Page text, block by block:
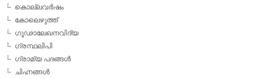
കൊല്ലവര്‍ഷം
കോലെഴുത്ത്
ഗൂഢാലേഖനവിദ്യ
ഗ്രന്ഥലിപി
ഗ്രാമ്യ പദങ്ങള്‍
ചിഹ്നങ്ങള്‍